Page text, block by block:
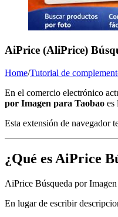
AiPrice (AliPrice)
Home/Tutorial de
En el comercio electrónico
por Imagen para Taobao es
Esta extensión de navegador
¿Qué es AiPrice
AiPrice Búsqueda por
En lugar de escribir